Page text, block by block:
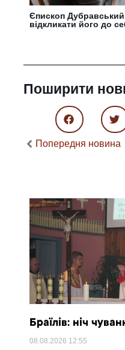
Єпископ
відкликати його до
Поширити
Попередня новина
Браїлів: ніч
08.08.2026 12:55